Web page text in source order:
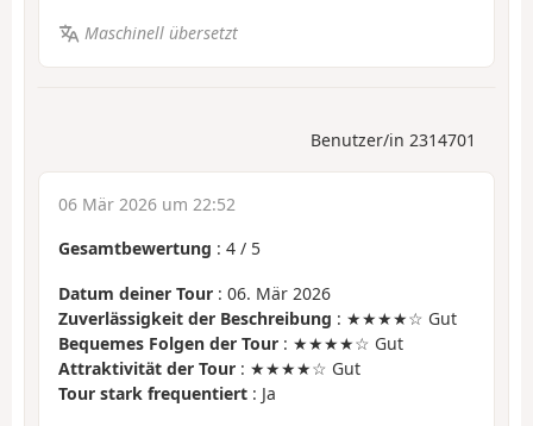
Maschinell übersetzt
Benutzer/in 2314701
06 Mär 2026 um 22:52
Gesamtbewertung : 4 / 5
Datum deiner Tour : 06. Mär 2026
Zuverlässigkeit der Beschreibung : ★★★★☆ Gut
Bequemes Folgen der Tour : ★★★★☆ Gut
Attraktivität der Tour : ★★★★☆ Gut
Tour stark frequentiert : Ja